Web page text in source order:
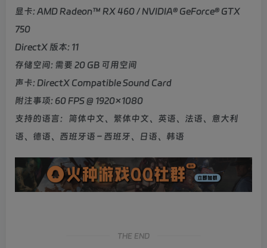
显卡: AMD Radeon™ RX 460 / NVIDIA® GeForce® GTX
750
DirectX 版本: 11
存储空间: 需要 20 GB 可用空间
声卡: DirectX Compatible Sound Card
附注事项: 60 FPS @ 1920×1080
支持的语言：简体中文、繁体中文、英语、法语、意大利
语、德语、西班牙语 – 西班牙、日语、韩语
THE END